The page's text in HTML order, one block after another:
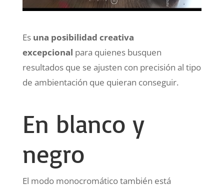
Es una posibilidad creativa
excepcional para quienes busquen
resultados que se ajusten con precisión al tipo
de ambientación que quieran conseguir.
En blanco y
negro
El modo monocromático también está